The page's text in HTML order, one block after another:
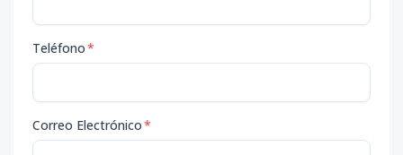
Teléfono*
Correo Electrónico*